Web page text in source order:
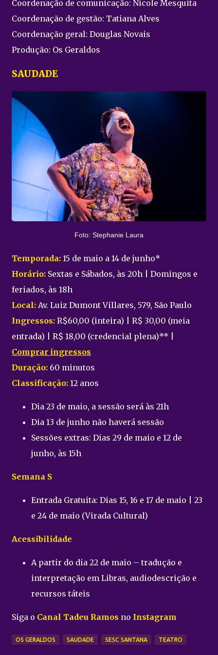
Coordenação de comunicação: Nicole Mesquita
Coordenação de gestão: Tatiana Alves
Coordenação geral: Douglas Novais
Produção: Os Geraldos
SAUDADE
Foto: Stephanie Laura
Temporada: 15 de maio a 14 de junho*
Horário: Sextas e Sábados, às 20h | Domingos e
feriados, às 18h
Local: Av. Luiz Dumont Villares, 579, São Paulo
Ingressos: R$60,00 (inteira) | R$ 30,00 (meia
entrada) | R$ 18,00 (credencial plena)** |
Comprar ingressos
Duração: 60 minutos
Classificação: 12 anos
Dia 23 de maio, a sessão será às 21h
Dia 13 de junho não haverá sessão
Sessões extras: Dias 29 de maio e 12 de
junho, às 15h
Semana S
Entrada Gratuita: Dias 15, 16 e 17 de maio | 23
e 24 de maio (Virada Cultural)
Acessibilidade
A partir do dia 22 de maio – tradução e
interpretação em Libras, audiodescrição e
recursos táteis
Siga o Canal Tadeu Ramos no Instagram
OS GERALDOS SAUDADE SESC SANTANA TEATRO